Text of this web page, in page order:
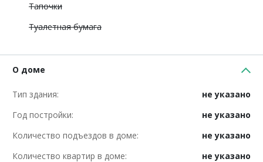
Тапочки
Туалетная бумага
О доме
Тип здания:
не указано
Год постройки:
не указано
Количество подъездов в доме:
не указано
Количество квартир в доме:
не указано